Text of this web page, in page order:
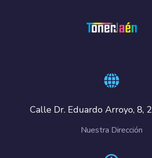
Calle Dr. Eduardo Arroyo, 8,
Nuestra Dirección